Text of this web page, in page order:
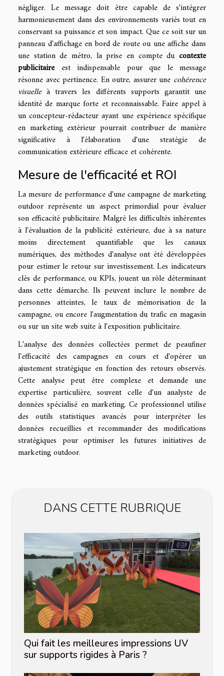
négliger. Le message doit être capable de s'intégrer
harmonieusement dans des environnements variés tout en
conservant sa puissance et son impact. Que ce soit sur un
panneau d'affichage en bord de route ou une affiche dans
une station de métro, la prise en compte du contexte
publicitaireest indispensable pour que le message
résonne avec pertinence. En outre, assurer une cohérence
visuelleà travers les différents supports garantit une
identité de marque forte et reconnaissable. Faire appel à
un concepteur-rédacteur ayant une expérience spécifique
en marketing extérieur pourrait contribuer de manière
significative à l'élaboration d'une stratégie de
communication extérieure efficace et cohérente.
Mesure de l'efficacité et ROI
La mesure de performance d'une campagne de marketing
outdoor représente un aspect primordial pour évaluer
son efficacité publicitaire. Malgré les difficultés inhérentes
à l'évaluation de la publicité extérieure, due à sa nature
moins directement quantifiable que les canaux
numériques, des méthodes d'analyse ont été développées
pour estimer le retour sur investissement. Les indicateurs
clés de performance, ou KPIs, jouent un rôle déterminant
dans cette démarche. Ils peuvent inclure le nombre de
personnes atteintes, le taux de mémorisation de la
campagne, ou encore l'augmentation du trafic en magasin
ou sur un site web suite à l'exposition publicitaire.
L'analyse des données collectées permet de peaufiner
l'efficacité des campagnes en cours et d'opérer un
ajustement stratégique en fonction des retours observés.
Cette analyse peut être complexe et demande une
expertise particulière, souvent celle d'un analyste de
données spécialisé en marketing. Ce professionnel utilise
des outils statistiques avancés pour interpréter les
données recueillies et recommander des modifications
stratégiques pour optimiser les futures initiatives de
marketing outdoor.
DANS CETTE RUBRIQUE
Qui fait les meilleures impressions UV
sur supports rigides à Paris ?